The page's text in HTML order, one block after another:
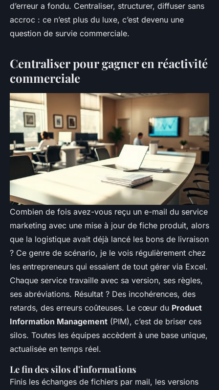
d’erreur a fondu. Centraliser, structurer, diffuser sans
accroc : ce n’est plus du luxe, c’est devenu une
question de survie commerciale.
Centraliser pour gagner en réactivité
commerciale
Combien de fois avez-vous reçu un e-mail du service
marketing avec une mise à jour de fiche produit, alors
que la logistique avait déjà lancé les bons de livraison
? Ce genre de scénario, je le vois régulièrement chez
les entrepreneurs qui essaient de tout gérer via Excel.
Chaque service travaille avec sa version, ses règles,
ses abréviations. Résultat ? Des incohérences, des
retards, des erreurs coûteuses. Le cœur du Product
Information Management (PIM), c’est de briser ces
silos. Toutes les équipes accèdent à une base unique,
actualisée en temps réel.
Le fin des silos d'informations
Finis les échanges de fichiers par mail, les versions